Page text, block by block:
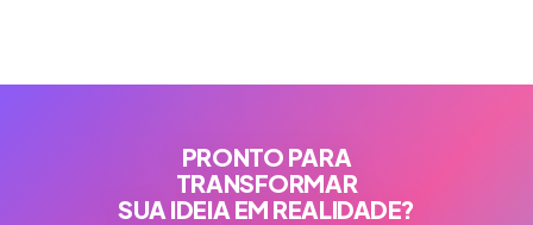
PRONTO PARA
TRANSFORMAR
SUA IDEIA EM REALIDADE?